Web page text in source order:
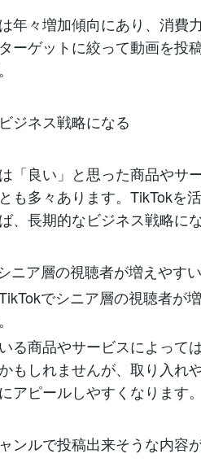
年々増加傾向にあり、消費
ーゲットに絞って動画を投
ジネス戦略になる
「良い」と思った商品やサ
も多々あります。TikTokを
、長期的なビジネス戦略に
ニア層の視聴者が増えやす
でシニア層の視聴者が
る商品やサービスによって
もしれませんが、取り入れ
アピールしやすくなります。
ンルで投稿出来そうな内容